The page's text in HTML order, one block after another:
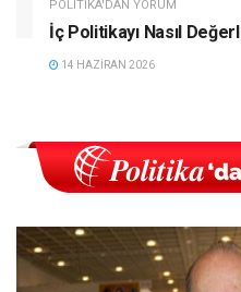
POLITIKA'DAN YORUM
İç Politikayı Nasıl
14 HAZIRAN 2026